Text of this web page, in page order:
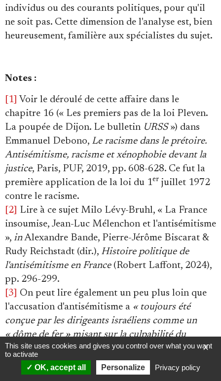
individus ou des courants politiques, pour qu'il
ne soit pas. Cette dimension de l'analyse est, bien
heureusement, familière aux spécialistes du sujet.
Notes :
[1] Voir le déroulé de cette affaire dans le
chapitre 16 (« Les premiers pas de la loi Pleven.
La poupée de Dijon. Le bulletin URSS») dans
Emmanuel Debono, Le racisme dans le prétoire.
Antisémitisme, racisme et xénophobie devant la
justice, Paris, PUF, 2019, pp. 608-628. Ce fut la
première application de la loi du 1er juillet 1972
contre le racisme.
[2]
Lire à ce sujet Milo Lévy-Bruhl, « La France
insoumise, Jean-Luc Mélenchon et l'antisémitisme
», inAlexandre Bande, Pierre-Jérôme Biscarat &
Rudy Reichstadt (dir.), Histoire politique de
l'antisémitisme en France(Robert Laffont, 2024),
pp. 296-299.
[3]
On peut lire également un peu plus loin que
l'accusation d'antisémitisme a « toujours été
conçue par les dirigeants israéliens comme un
« dôme de fer » misant sur la culpabilité du
judéocide européen pour neutraliser les
oppositions internationales ».
Vives réactions après les propos de
X
This site uses cookies and gives you control over what you want
to activate
OK, accept all
Personalize Privacy policy